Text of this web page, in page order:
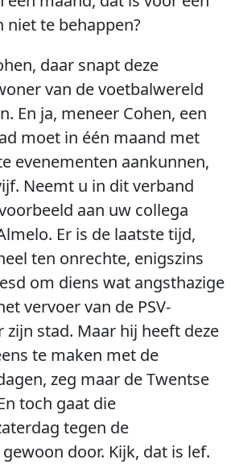
te behappen?
daar snapt deze
van de voetbalwereld
En ja, meneer Cohen, een
moet in één maand met
evenementen aankunnen,
Neemt u in dit verband
aan uw collega
Er is de laatste tijd,
ten onrechte, enigszins
om diens wat angsthazige
vervoer van de PSV-
stad. Maar hij heeft deze
te maken met de
zeg maar de Twentse
toch gaat die
tegen de
door. Kijk, dat is lef.